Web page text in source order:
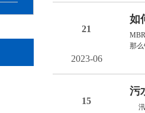
21
2023-06
如
那
15
污
汛